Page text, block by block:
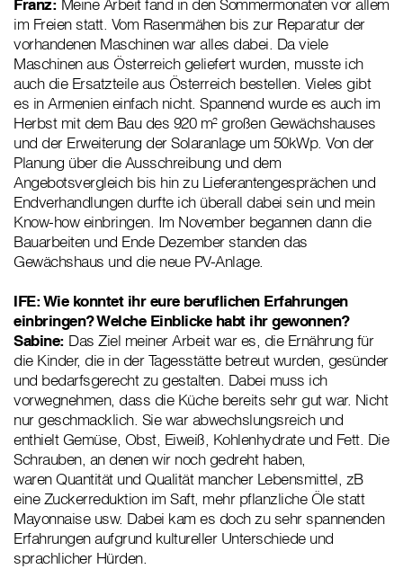
Franz: Meine Arbeit fand in den Sommermonaten vor allem
im Freien statt. Vom Rasenmähen bis zur Reparatur der
vorhandenen Maschinen war alles dabei. Da viele
Maschinen aus Österreich geliefert wurden, musste ich
auch die Ersatzteile aus Österreich bestellen. Vieles gibt
es in Armenien einfach nicht. Spannend wurde es auch im
Herbst mit dem Bau des 920 m² großen Gewächshauses
und der Erweiterung der Solaranlage um 50kWp. Von der
Planung über die Ausschreibung und dem
Angebotsvergleich bis hin zu Lieferantengesprächen und
Endverhandlungen durfte ich überall dabei sein und mein
Know-how einbringen. Im November begannen dann die
Bauarbeiten und Ende Dezember standen das
Gewächshaus und die neue PV-Anlage.
IFE: Wie konntet ihr eure beruflichen Erfahrungen
einbringen? Welche Einblicke habt ihr gewonnen?
Sabine: Das Ziel meiner Arbeit war es, die Ernährung für
die Kinder, die in der Tagesstätte betreut wurden, gesünder
und bedarfsgerecht zu gestalten. Dabei muss ich
vorwegnehmen, dass die Küche bereits sehr gut war. Nicht
nur geschmacklich. Sie war abwechslungsreich und
enthielt Gemüse, Obst, Eiweiß, Kohlenhydrate und Fett. Die
Schrauben, an denen wir noch gedreht haben,
waren Quantität und Qualität mancher Lebensmittel, zB
eine Zuckerreduktion im Saft, mehr pflanzliche Öle statt
Mayonnaise usw. Dabei kam es doch zu sehr spannenden
Erfahrungen aufgrund kultureller Unterschiede und
sprachlicher Hürden.